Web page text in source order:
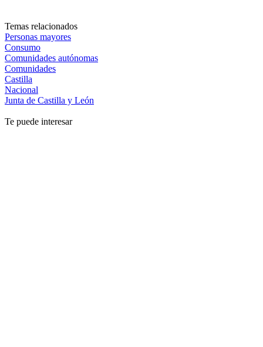
Temas relacionados
Personas mayores
Consumo
Comunidades autónomas
Comunidades
Castilla
Nacional
Junta de Castilla y León
Te puede interesar